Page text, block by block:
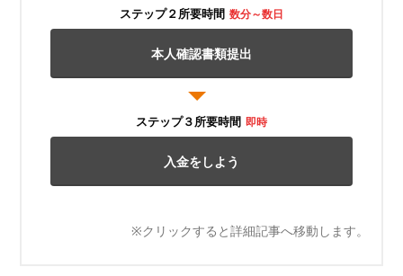
ステップ２所要時間 数分～数日
本人確認書類提出
ステップ３所要時間 即時
入金をしよう
※クリックすると詳細記事へ移動します。